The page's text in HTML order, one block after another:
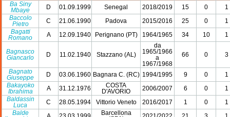
Ba Siny
Mbaye
D 01.09.1999 Senegal 2018/2019 15 0
1
Baccolo
Pietro
C 21.06.1990 Padova 2015/2016 25 0
1
Bagatti
Romano
A 12.09.1940 Perignano (PT) 1964/1965 34 10 1
Bagnasco
Giancarlo
D 11.02.1940 Stazzano (AL)
da
1965/1966
a
1967/1968
66 0 3
Bagnato
Giuseppe
D 03.06.1960 Bagnara C. (RC) 1994/1995 9 0
1
Bakayoko
Ibrahima
A 31.12.1976
COSTA
D'AVORIO
2006/2007 6 0
1
Baldassin
Luca
C 28.05.1994 Vittorio Veneto 2016/2017 1 0
1
Balde
Barcellona